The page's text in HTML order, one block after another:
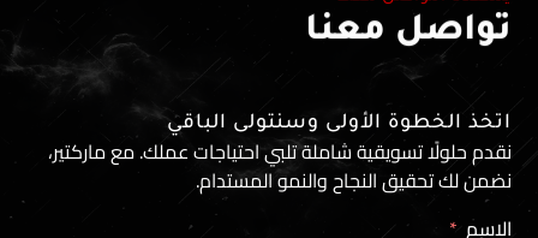
معنا
الأولى وسنتولى الباقي
شاملة تلبي احتياجات عملك. مع ماركتير،
النجاح والنمو المستدام.